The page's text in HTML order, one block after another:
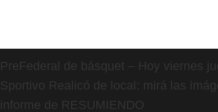
PreFederal de básquet – Hoy viernes
Sportivo Realicó de local: mirá las
informe de RESUMIENDO